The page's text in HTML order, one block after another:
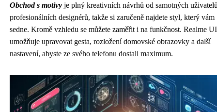
Obchod s motivy je plný kreativních návrhů od samotných
profesionálních designérů, takže si zaručeně najdete styl, který vám
sedne. Kromě vzhledu se můžete zaměřit i na funkčnost. Realme UI
umožňuje upravovat gesta, rozložení domovské obrazovky a další
nastavení, abyste ze svého telefonu dostali maximum.